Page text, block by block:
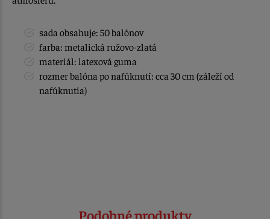
sada obsahuje: 50 balónov
farba: metalická ružovo-zlatá
materiál: latexová guma
rozmer balóna po nafúknutí: cca 30 cm (záleží od
nafúknutia)
Podobné produkty